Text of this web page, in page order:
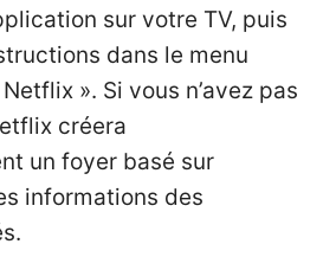
sur votre TV, puis
dans le menu
». Si vous n’avez pas
créera
un foyer basé sur
informations des